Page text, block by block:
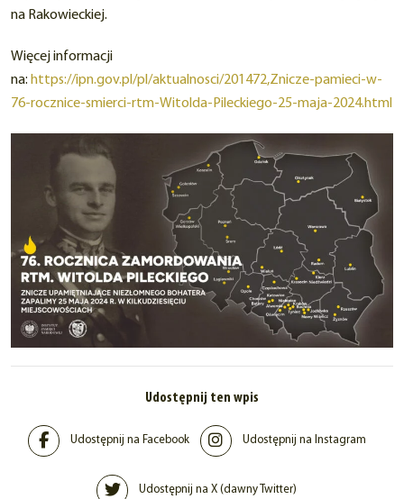
na Rakowieckiej.
Więcej informacji
na: https://ipn.gov.pl/pl/aktualnosci/201472,Znicze-pamieci-w-
76-rocznice-smierci-rtm-Witolda-Pileckiego-25-maja-2024.html
Udostępnij ten wpis
Udostępnij na Facebook Udostępnij na Instagram
Udostępnij na X (dawny Twitter)